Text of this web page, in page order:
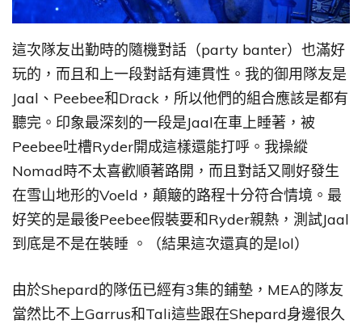
這次隊友出勤時的隨機對話（party banter）也滿好
玩的，而且和上一段對話有連貫性。我的御用隊友是
Jaal、Peebee和Drack，所以他們的組合應該是都有
聽完。印象最深刻的一段是Jaal在車上睡著，被
Peebee吐槽Ryder開成這樣還能打呼。我操縱
Nomad時不太喜歡順著路開，而且對話又剛好發生
在雪山地形的Voeld，顛簸的路程十分符合情境。最
好笑的是最後Peebee假裝要和Ryder親熱，測試Jaal
到底是不是在裝睡 。（結果這次還真的是lol）
由於Shepard的隊伍已經有3集的鋪墊，MEA的隊友
當然比不上Garrus和Tali這些跟在Shepard身邊很久